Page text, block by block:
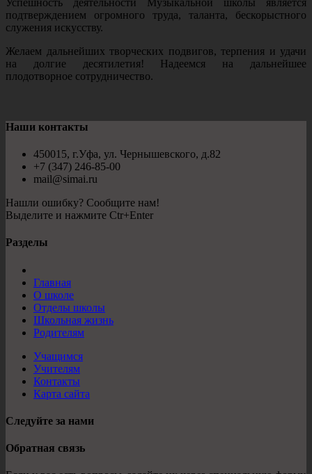
подтверждением огромного труда, таланта, бескорыстного
служения искусству.
Желаем дальнейших творческих подвигов, терпения и удачи
на долгие десятилетия! Надеемся на дальнейшее
плодотворное сотрудничество.
Наши контакты
450015, г.Уфа, ул. Чернышевского, д.82
+7 (347) 246-85-00
mail@simai.ru
Нашли ошибку? Сообщите нам!
Выделите и нажмите Ctr+Enter
Разделы
Главная
О школе
Отделы школы
Школьная жизнь
Родителям
Учащимся
Учителям
Контакты
Карта сайта
Следуйте за нами
Обратная связь